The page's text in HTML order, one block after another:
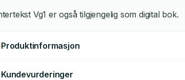
Vg1 er også tilgjengelig som digital bok.
Produktinformasjon
Kundevurderinger